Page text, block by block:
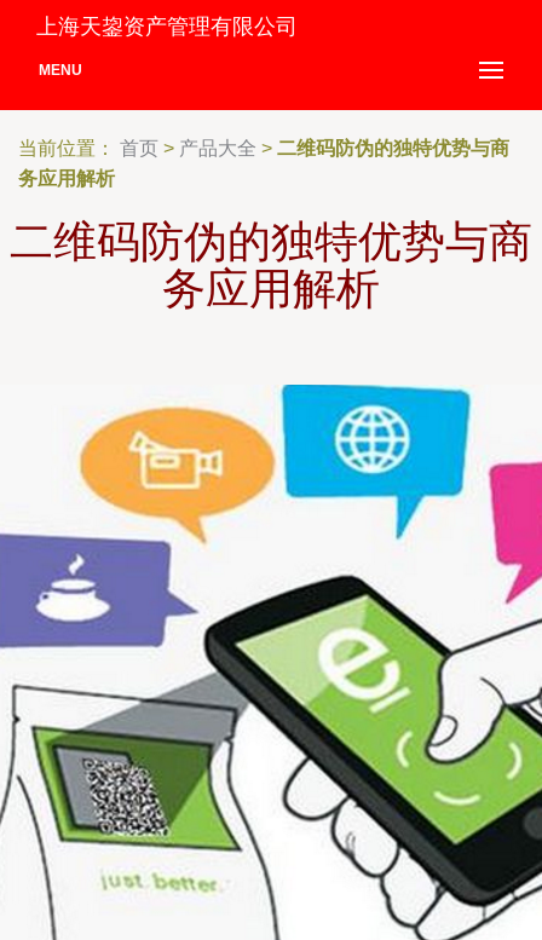
上海天鋆资产管理有限公司
MENU
当前位置： 首页 > 产品大全 > 二维码防伪的独特优势与商
务应用解析
二维码防伪的独特优势与商
务应用解析